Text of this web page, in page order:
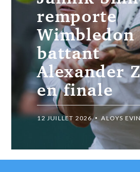
domine le
chrétien
Djokovic et
rejoint
Alcaraz en
de
LE